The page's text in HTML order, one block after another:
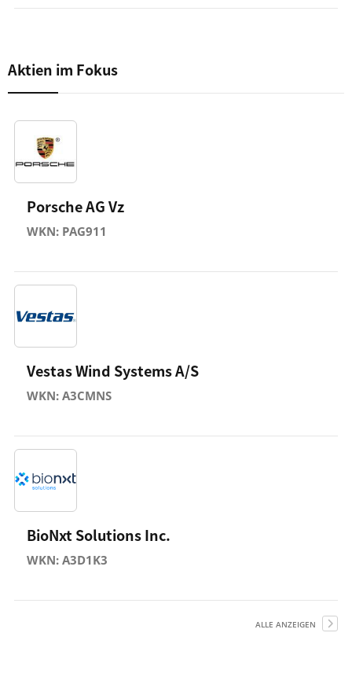
Aktien im Fokus
Porsche AG Vz
WKN: PAG911
Vestas Wind Systems A/S
WKN: A3CMNS
BioNxt Solutions Inc.
WKN: A3D1K3
ALLE ANZEIGEN